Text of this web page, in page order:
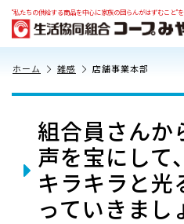
“私たちの供給する商品を中心に家族の団らんがはずむこと”
ホーム 雑感 店舗事業本部
組合員さんか
声を宝にして
キラキラと光
っていきまし